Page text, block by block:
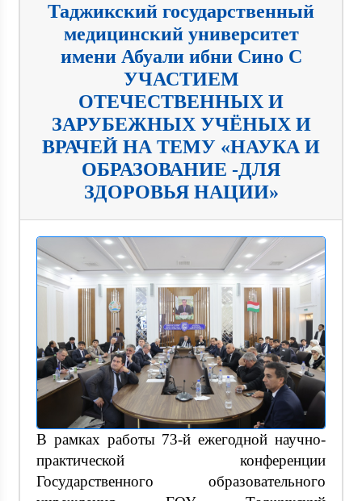
Таджикский государственный
медицинский университет
имени Абуали ибни Сино С
УЧАСТИЕМ
ОТЕЧЕСТВЕННЫХ И
ЗАРУБЕЖНЫХ УЧЁНЫХ И
ВРАЧЕЙ НА ТЕМУ «НАУКА И
ОБРАЗОВАНИЕ -ДЛЯ
ЗДОРОВЬЯ НАЦИИ»
В рамках работы 73-й ежегодной научно-
практической конференции
Государственного образовательного